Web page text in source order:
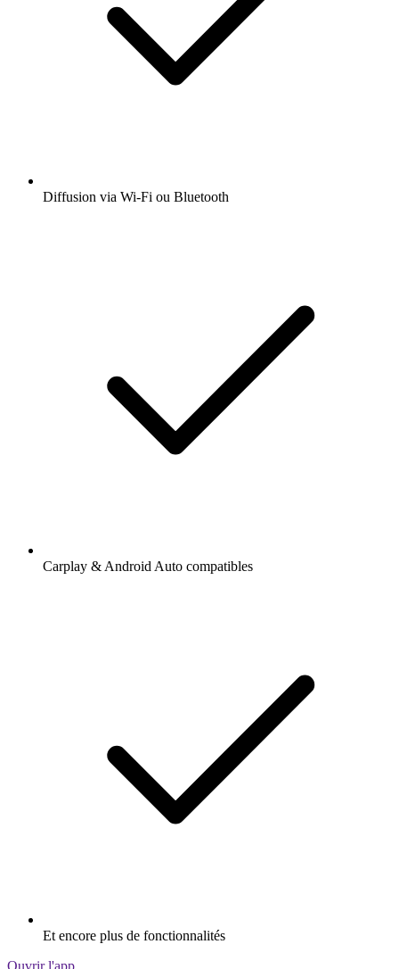
Diffusion via Wi-Fi ou Bluetooth
Carplay & Android Auto compatibles
Et encore plus de fonctionnalités